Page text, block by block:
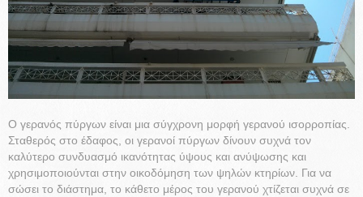
Ο γερανός πύργων είναι μια σύγχρονη μορφή γερανού ισορροπίας.
Σταθερός στο έδαφος, οι γερανοί πύργων δίνουν συχνά τον
καλύτερο συνδυασμό ικανότητας ύψους και ανύψωσης και
χρησιμοποιούνται στην οικοδόμηση των ψηλών κτηρίων. Για να
σώσει το διάστημα, το κάθετο μέρος του γερανού χτίζεται συχνά σε